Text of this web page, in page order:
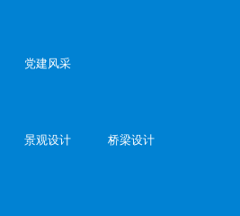
党建风采
景观设计 桥梁设计